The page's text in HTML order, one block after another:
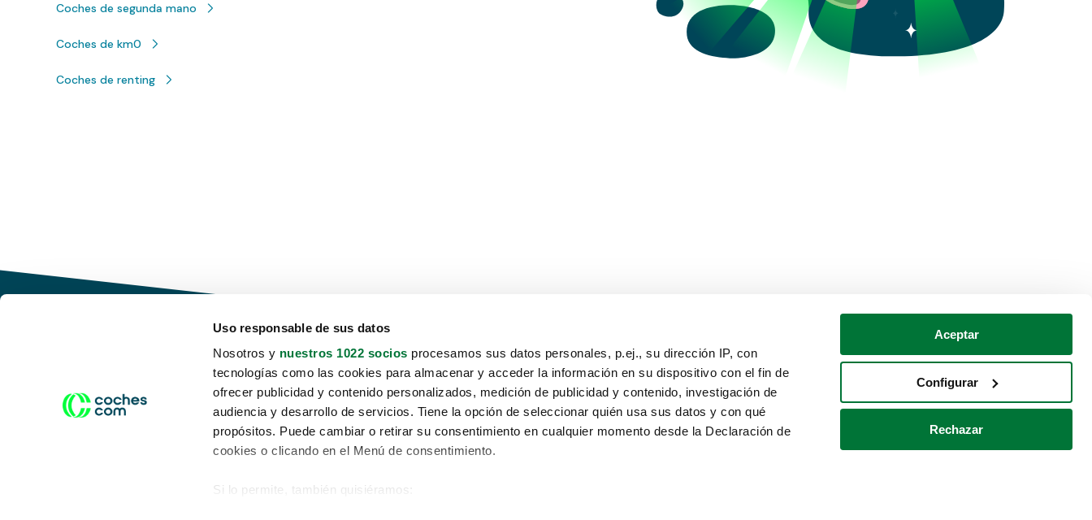
Uso responsable de sus datos
Nosotros y nuestros 1022 socios procesamos sus datos personales, p.ej., su dirección IP, con
tecnologías como las cookies para almacenar y acceder la información en su dispositivo con el fin de
ofrecer publicidad y contenido personalizados, medición de publicidad y contenido, investigación de
audiencia y desarrollo de servicios. Tiene la opción de seleccionar quién usa sus datos y con qué
propósitos. Puede cambiar o retirar su consentimiento en cualquier momento desde la Declaración de
cookies o clicando en el Menú de consentimiento.
Si lo permite, también quisiéramos:
Aceptar
Configurar
Rechazar
Coches de segunda mano
Coches de km0
Coches de renting
Conduce tu futuro,
desata tu movilidad